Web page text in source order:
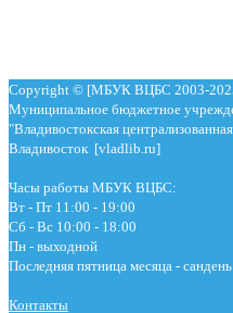
Copyright © [МБУК ВЦБС 2003-
Муниципальное бюджетное
"Владивостокская
Владивосток [vladlib.ru]
Часы работы МБУК ВЦБС:
Вт - Пт 11:00 - 19:00
Сб - Вс 10:00 - 18:00
Пн - выходной
Последняя пятница месяца - сандень
Контакты